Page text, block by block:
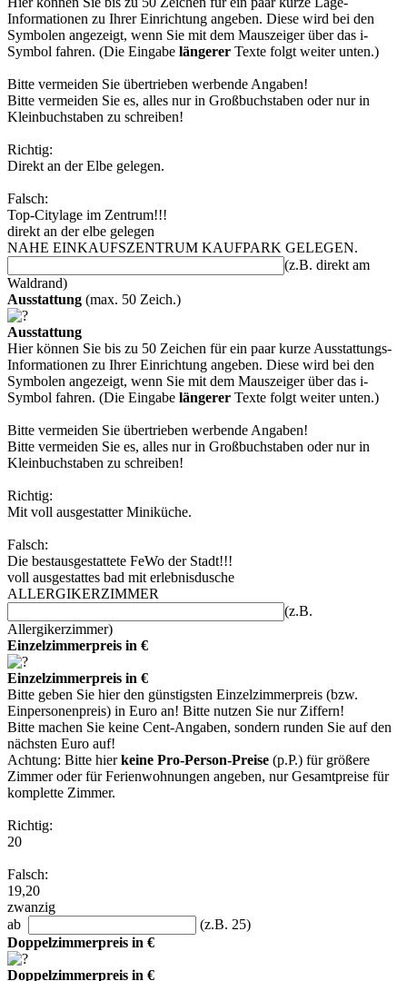
Informationen zu Ihrer Einrichtung angeben. Diese wird bei den
Symbolen angezeigt, wenn Sie mit dem Mauszeiger über das i-
Symbol fahren. (Die Eingabe längerer Texte folgt weiter unten.)
Bitte vermeiden Sie übertrieben werbende Angaben!
Bitte vermeiden Sie es, alles nur in Großbuchstaben oder nur in
Kleinbuchstaben zu schreiben!
Richtig:
Direkt an der Elbe gelegen.
Falsch:
Top-Citylage im Zentrum!!!
direkt an der elbe gelegen
NAHE EINKAUFSZENTRUM KAUFPARK GELEGEN.
(z.B. direkt am
Waldrand)
Ausstattung (max. 50 Zeich.)
Ausstattung
Hier können Sie bis zu 50 Zeichen für ein paar kurze Ausstattungs-
Informationen zu Ihrer Einrichtung angeben. Diese wird bei den
Symbolen angezeigt, wenn Sie mit dem Mauszeiger über das i-
Symbol fahren. (Die Eingabe längerer Texte folgt weiter unten.)
Bitte vermeiden Sie übertrieben werbende Angaben!
Bitte vermeiden Sie es, alles nur in Großbuchstaben oder nur in
Kleinbuchstaben zu schreiben!
Richtig:
Mit voll ausgestatter Miniküche.
Falsch:
Die bestausgestattete FeWo der Stadt!!!
voll ausgestattes bad mit erlebnisdusche
ALLERGIKERZIMMER
(z.B.
Allergikerzimmer)
Einzelzimmerpreis in €
Einzelzimmerpreis in €
Bitte geben Sie hier den günstigsten Einzelzimmerpreis (bzw.
Einpersonenpreis) in Euro an! Bitte nutzen Sie nur Ziffern!
Bitte machen Sie keine Cent-Angaben, sondern runden Sie auf den
nächsten Euro auf!
Achtung: Bitte hierkeine Pro-Person-Preise (p.P.) für größere
Zimmer oder für Ferienwohnungen angeben, nur Gesamtpreise für
komplette Zimmer.
Richtig:
20
Falsch:
19,20
zwanzig
ab
(z.B. 25)
Doppelzimmerpreis in €
Doppelzimmerpreis in €